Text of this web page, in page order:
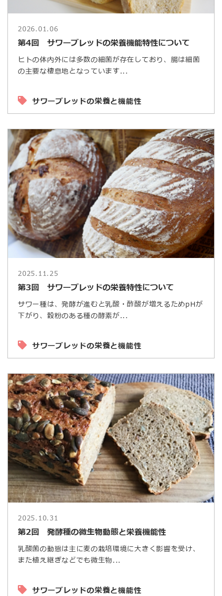
2026.01.06
第4回 サワーブレッドの栄養機能特性について
ヒトの体内外には多数の細菌が存在しており、腸は細菌
の主要な棲息地となっています...
サワーブレッドの栄養と機能性
2025.11.25
第3回 サワーブレッドの栄養特性について
サワー種は、発酵が進むと乳酸・酢酸が増えるためpHが
下がり、穀粉のある種の酵素が...
サワーブレッドの栄養と機能性
2025.10.31
第2回 発酵種の微生物動態と栄養機能性
乳酸菌の動態は主に麦の栽培環境に大きく影響を受け、
また植え継ぎなどでも微生物...
サワーブレッドの栄養と機能性